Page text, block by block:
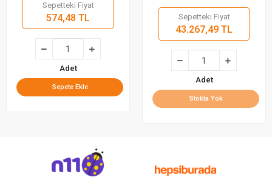
Sepetteki Fiyat
574,48 TL
Adet
Sepete Ekle
Sepetteki Fiyat
43.267,49 TL
Adet
Stokta Yok